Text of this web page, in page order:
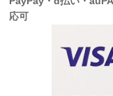
応可